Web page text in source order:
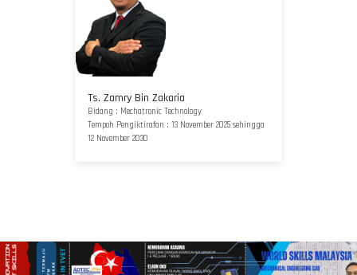
Ts. Zamry Bin Zakaria
Bidang : Mechatronic Technology
Tempoh Pengiktirafan : 13 November 2025 sehingga
12 November 2030